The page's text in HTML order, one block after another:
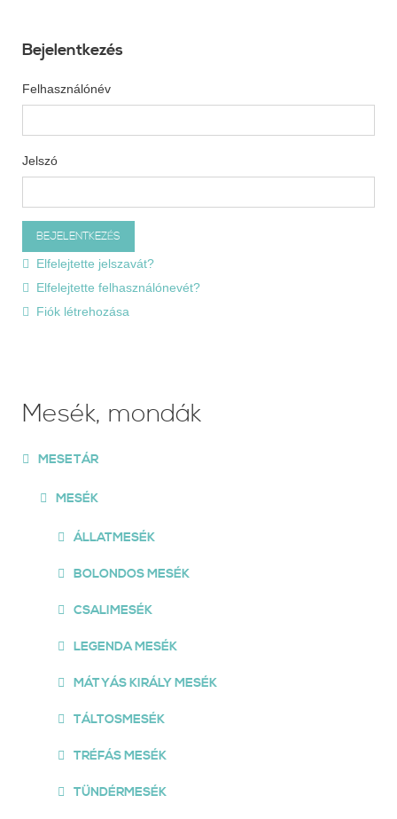
Bejelentkezés
Felhasználónév
Jelszó
Elfelejtette jelszavát?
Elfelejtette felhasználónevét?
Fiók létrehozása
Mesék, mondák
MESETÁR
MESÉK
ÁLLATMESÉK
BOLONDOS MESÉK
CSALIMESÉK
LEGENDA MESÉK
MÁTYÁS KIRÁLY MESÉK
TÁLTOSMESÉK
TRÉFÁS MESÉK
TÜNDÉRMESÉK